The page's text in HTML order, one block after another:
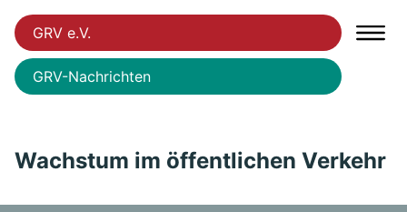
GRV e.V.
GRV-Nachrichten
Wachstum im öffentlichen Verkehr